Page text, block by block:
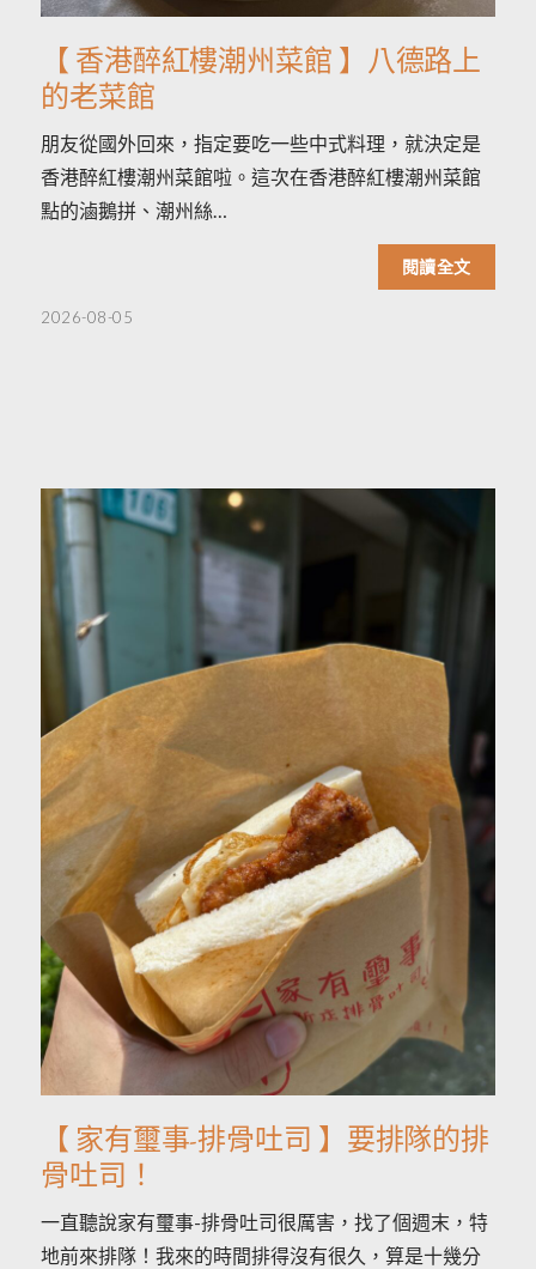
【 香港醉紅樓潮州菜館 】八德路上
的老菜館
朋友從國外回來，指定要吃一些中式料理，就決定是
香港醉紅樓潮州菜館啦。這次在香港醉紅樓潮州菜館
點的滷鵝拼、潮州絲…
閱讀全文
2026-08-05
【 家有璽事-排骨吐司 】要排隊的排
骨吐司！
一直聽說家有璽事-排骨吐司很厲害，找了個週末，特
地前來排隊！我來的時間排得沒有很久，算是十幾分